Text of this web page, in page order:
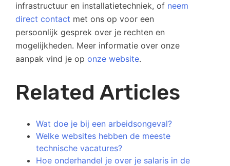
infrastructuur en installatietechniek, of neem
direct contact met ons op voor een
persoonlijk gesprek over je rechten en
mogelijkheden. Meer informatie over onze
aanpak vind je op onze website.
Related Articles
Wat doe je bij een arbeidsongeval?
Welke websites hebben de meeste
technische vacatures?
Hoe onderhandel je over je salaris in de